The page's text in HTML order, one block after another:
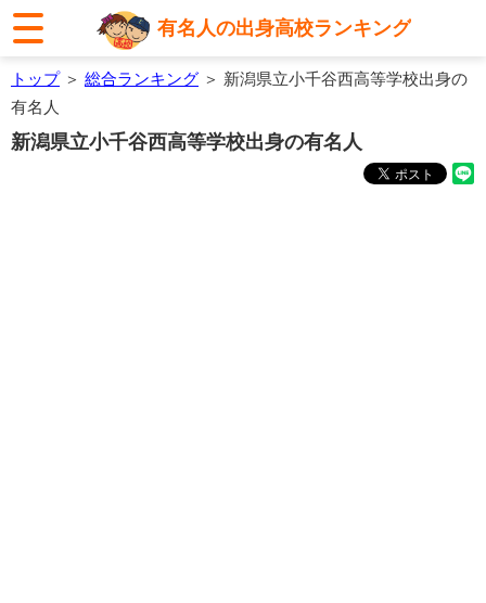
有名人の出身高校ランキング
トップ＞ 総合ランキング ＞ 新潟県立小千谷西高等学校出身の
有名人
新潟県立小千谷西高等学校出身の有名人